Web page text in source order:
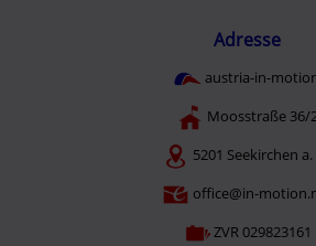
Adresse
austria-in-
Moosstraße 36/
5201 Seekirchen a.
office@in-
ZVR 029823161